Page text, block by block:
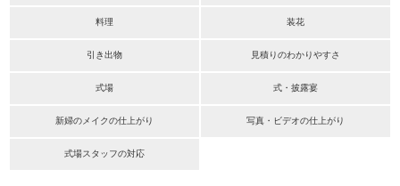
料理 装花
引き出物 見積りのわかりやすさ
式場 式・披露宴
新婦のメイクの仕上がり 写真・ビデオの仕上がり
式場スタッフの対応